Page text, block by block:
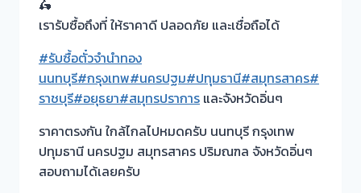
เรารับซื้อถึงที่ ให้ราคาดี ปลอดภัย และเชื่อถือได้
#รับซื้อตั๋วจำนำทอง
นนทบุรี#กรุงเทพ#นครปฐม#ปทุมธานี#สมุทรสาคร#
ราชบุรี#อยุธยา#สมุทรปราการ และจังหวัดอิ่นๆ
ราคาตรงกัน ใกล้ไกลไปหมดครับ นนทบุรี กรุงเทพ
ปทุมธานี นครปฐม สมุทรสาคร ปริมณฑล จังหวัดอิ่นๆ
สอบถามได้เลยครับ